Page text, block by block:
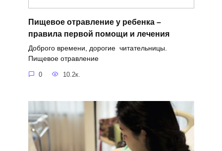
Пищевое отравление у ребенка –
правила первой помощи и лечения
Доброго времени, дорогие читательницы.
Пищевое отравление
0 10.2к.